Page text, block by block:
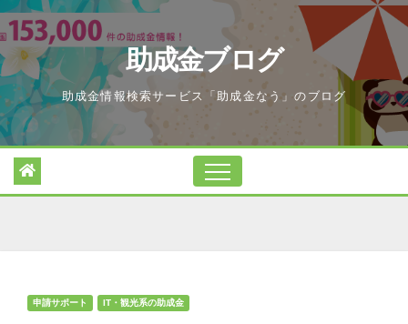
Skip
to
content
助成金ブログ
助成金情報検索サービス「助成金なう」のブログ
申請サポート IT・観光系の助成金